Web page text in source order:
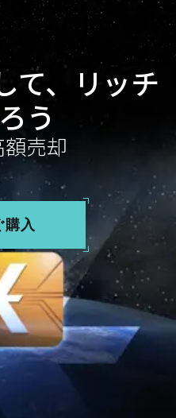
て、リッチ
う
額売却
購入